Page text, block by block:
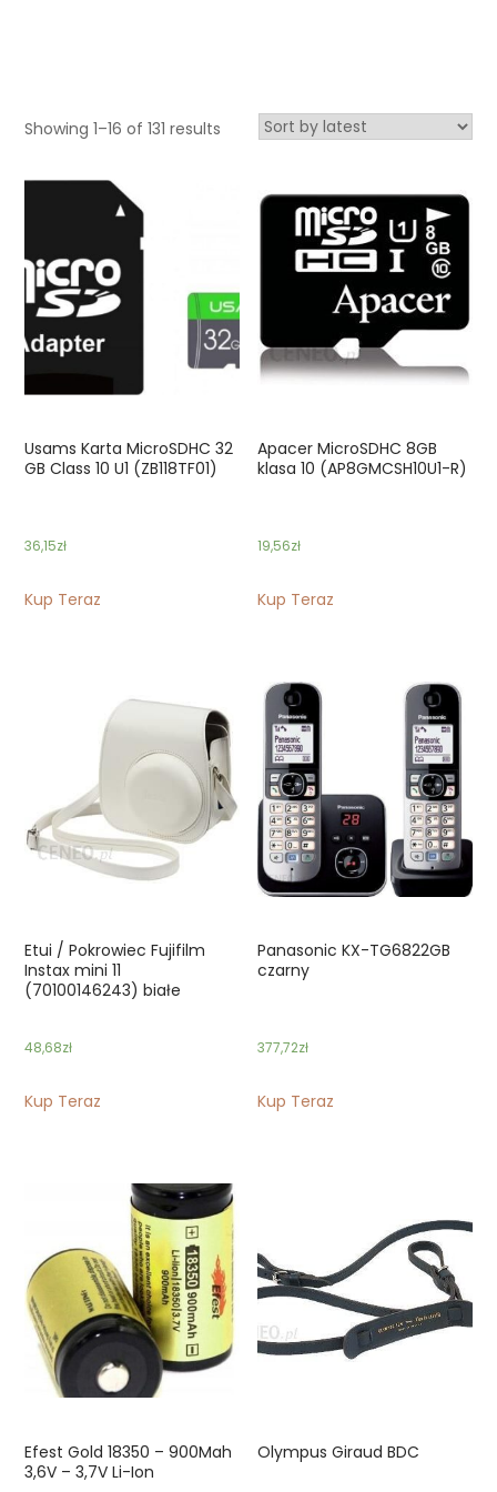
Showing 1–16 of 131 results
Usams Karta MicroSDHC 32
GB Class 10 U1 (ZB118TF01)
36,15zł
Kup Teraz
Apacer MicroSDHC 8GB
klasa 10 (AP8GMCSH10U1-R)
19,56zł
Kup Teraz
Etui / Pokrowiec Fujifilm
Instax mini 11
(70100146243) białe
48,68zł
Kup Teraz
Panasonic KX-TG6822GB
czarny
377,72zł
Kup Teraz
Efest Gold 18350 – 900Mah
3,6V – 3,7V Li-Ion
Olympus Giraud BDC